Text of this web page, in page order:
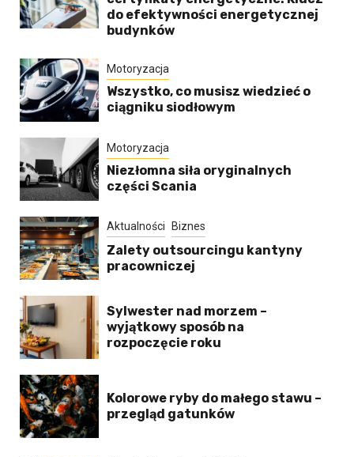
do efektywności energetycznej
budynków
Motoryzacja
Wszystko, co musisz wiedzieć o
ciągniku siodłowym
Motoryzacja
Niezłomna siła oryginalnych
części Scania
Aktualności Biznes
Zalety outsourcingu kantyny
pracowniczej
Sylwester nad morzem –
wyjątkowy sposób na
rozpoczęcie roku
Kolorowe ryby do małego stawu –
przegląd gatunków